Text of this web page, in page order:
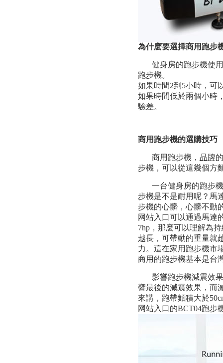
為什麽要選擇商用跑步
健身房的跑步機使
跑步機。
如果時間2到5小時，可
如果時間低於兩個小時
驗差。
商用跑步機的選購技巧
商用跑步機， 品牌
步機，可以從這幾個方
一台健身房的跑步
步機是不是耐用呢？馬
步機的心髒，心髒不動
网站入口可以通過馬達
7hp，那麽可以理解為
越長，可帶動的重量就
力。這在家用跑步機市
商用的跑步機基本是台
影響跑步機減震效
響最後的減震效果，而
來講，跑帶麵積大於
网站入口的BCT04跑步